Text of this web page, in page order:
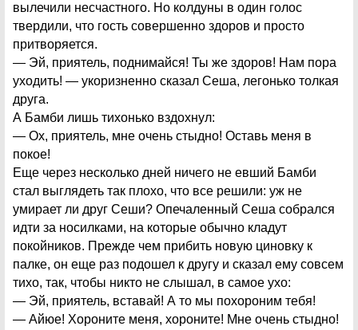
вылечили несчастного. Но колдуны в один голос
твердили, что гость совершенно здоров и просто
притворяется.
— Эй, приятель, поднимайся! Ты же здоров! Нам пора
уходить! — укоризненно сказал Сеша, легонько толкая
друга.
А Бамби лишь тихонько вздохнул:
— Ох, приятель, мне очень стыдно! Оставь меня в
покое!
Еще через несколько дней ничего не евший Бамби
стал выглядеть так плохо, что все решили: уж не
умирает ли друг Сеши? Опечаленный Сеша собрался
идти за носилками, на которые обычно кладут
покойников. Прежде чем прибить новую циновку к
палке, он еще раз подошел к другу и сказал ему совсем
тихо, так, чтобы никто не слышал, в самое ухо:
— Эй, приятель, вставай! А то мы похороним тебя!
— Айюе! Хороните меня, хороните! Мне очень стыдно!